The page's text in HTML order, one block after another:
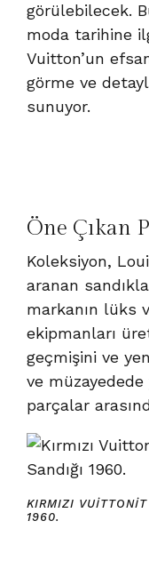
görülebilecek.
moda tarihine
Vuitton’un
görme ve
sunuyor.
Öne Çıkan
Koleksiyon,
aranan
markanın lüks
ekipmanları
geçmişini ve
ve müzayedede
parçalar
KIRMIZI VUITTONIT
1960.